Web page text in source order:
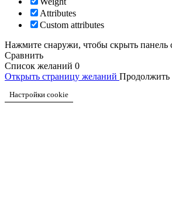
Attributes
Custom attributes
Нажмите снаружи, чтобы скрыть панель
Сравнить
Список желаний 0
Открыть страницу желаний Продолжить
Настройки cookie